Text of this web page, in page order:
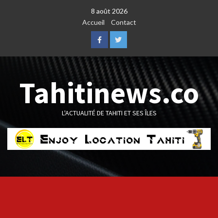
8 août 2026
Accueil
Contact
FacebookTwitter
Tahitinews.co
L'ACTUALITÉ DE TAHITI ET SES ÎLES